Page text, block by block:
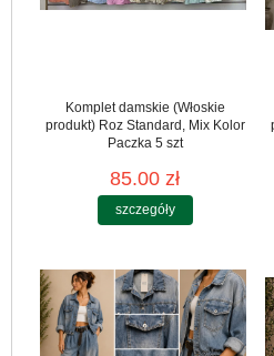
Komplet damskie (Włoskie
produkt) Roz Standard, Mix Kolor
Paczka 5 szt
85.00 zł
szczegóły